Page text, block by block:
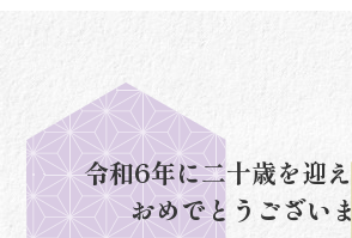
令和6年に二十歳を迎え
おめでとうございま